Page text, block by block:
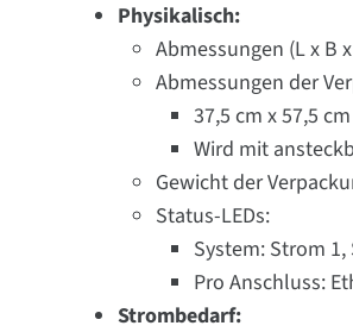
Physikalisch:
Abmessungen (L x B
Abmessungen der
37,5 cm x 57,5
Wird mit
Gewicht der
Status-LEDs:
System: Strom 1,
Pro Anschluss:
Strombedarf: